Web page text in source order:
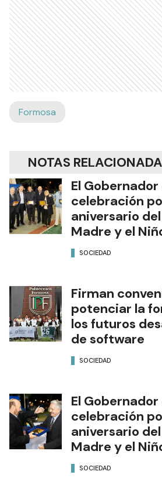
Formosa
NOTAS
El
celebración
aniversario
Madre y el
SOCIEDAD
Firman
potenciar la
los futuros
de software
SOCIEDAD
El
celebración
aniversario
Madre y el
SOCIEDAD